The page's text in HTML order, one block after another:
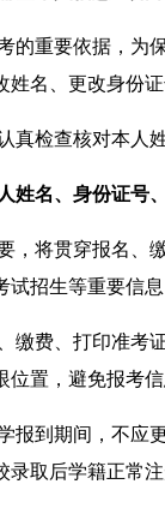
的重要依据，为
姓名、更改身份
真检查核对本人
姓名、身份证号
，将贯穿报名、
试招生等重要信
缴费、打印准考
置，避免报考
报到期间，不应
录取后学籍正常